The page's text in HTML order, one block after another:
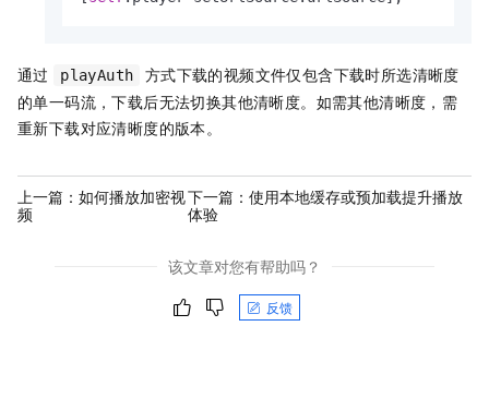
通过 playAuth
方式下载的视频文件仅包含下载时所选清晰度
的单一码流，下载后无法切换其他清晰度。如需其他清晰度，需
重新下载对应清晰度的版本。
上一篇： 如何播放加密视
频
下一篇： 使用本地缓存或预加载提升播放
体验
该文章对您有帮助吗？
反馈